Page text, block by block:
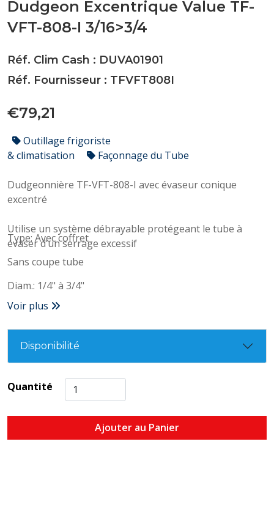
Dudgeon Excentrique Value TF-
VFT-808-I 3/16>3/4
Réf. Clim Cash : DUVA01901
Réf. Fournisseur : TFVFT808I
€79,21
Outillage frigoriste
& climatisation
Façonnage du Tube
Dudgeonnière TF-VFT-808-I avec évaseur conique
excentré
Utilise un système débrayable protégeant le tube à
évaser d’un serrage excessif
Type: Avec coffret
Sans coupe tube
Diam.: 1/4" à 3/4"
Voir plus
Disponibilité
Quantité
Ajouter au Panier